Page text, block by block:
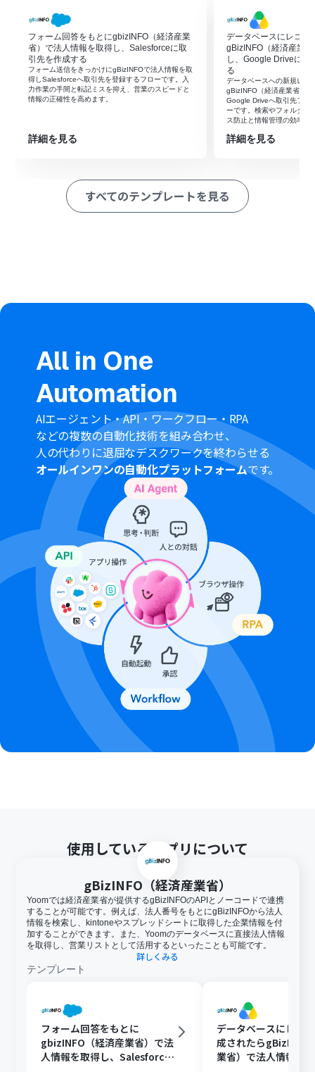
うアクションを設定します。
次に、オペレーションでgBizINFO（経済産業省）の「法
人番号から法人情報を検索」アクションを設定します。
最後に、オペレーションでGoogle スプレッドシートの
「レコードを追加する」アクションを設定し、検索で取得
した情報を指定のスプレッドシートに追加します。
※「トリガー」：フロー起動のきっかけとなるアクション、「オ
ペレーション」：トリガー起動後、フロー内で処理を行うアク
ション
データベースや、フローを起動させるレコードの条件を任
意で設定してください。
Google スプレッドシートへの追加アクションでは、書き
Yoomを連携してください。
フォーム回答をもとにgbizINFO（経済産業
省）で法人情報を取得し、Salesforceに取
引先を作成する
フォーム送信をきっかけにgBizINFOで法人情報を取
得しSalesforceへ取引先を登録するフローです。入
力作業の手間と転記ミスを抑え、営業のスピードと
情報の正確性を高めます。
詳細を見る
データベースにレコー
gBizINFO（経済産業
し、Google Driveに新
る
データベースへの新規レコ
gBizINFO（経済産業省）
Google Driveへ取引先フォ
ーです。検索やフォルダ作
ス防止と情報管理の効率化
詳細を見る
すべてのテンプレートを見る
All in One
Automation
AIエージェント・API・ワークフロー・RPA
などの複数の自動化技術を組み合わせ、
人の代わりに退屈なデスクワークを終わらせる
オールインワンの自動化プラットフォームです。
使用しているアプリについて
gBizINFO（経済産業省）
Yoomでは経済産業省が提供するgBizINFOのAPIとノーコードで連携
することが可能です。例えば、法人番号をもとにgBizINFOから法人
情報を検索し、kintoneやスプレッドシートに取得した企業情報を付
加することができます。また、Yoomのデータベースに直接法人情報
を取得し、営業リストとして活用するといったことも可能です。
詳しくみる
テンプレート
フォーム回答をもとに
gbizINFO（経済産業省）で法
人情報を取得し、Salesforce
データベースにレコ
成されたらgBizINFO
業省）で法人情報を